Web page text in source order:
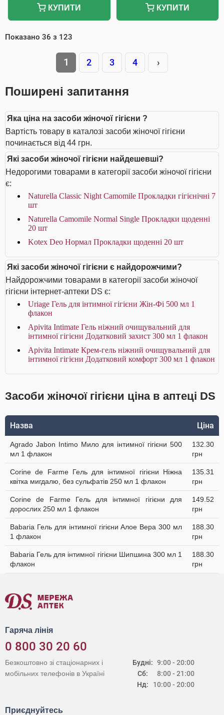
КУПИТИ КУПИТИ
Показано 36 з 123
1 2 3 4 ›
Поширені запитання
Яка ціна на засоби жіночої гігієни ?
Вартість товару в каталозі засоби жіночої гігієни
починається від 44 грн.
Які засоби жіночої гігієни найдешевші?
Недорогими товарами в категорії засоби жіночої гігієни
є:
Naturella Classic Night Camomile Прокладки гігієнічні 7
шт
Naturella Camomile Normal Single Прокладки щоденнi
20 шт
Kotex Deo Нормал Прокладки щоденні 20 шт
Які засоби жіночої гігієни є найдорожчими?
Найдорожчими товарами в категорії засоби жіночої
гігієни інтернет-аптеки DS є:
Uriage Гель для інтимної гігієни Жін-Фі 500 мл 1
флакон
Apivita Intimate Гель ніжний очищувальний для
інтимної гігієни Додатковий захист 300 мл 1 флакон
Apivita Intimate Крем-гель ніжний очищувальний для
інтимної гігієни Додатковий комфорт 300 мл 1 флакон
Засоби жіночої гігієни ціна в аптеці DS
Назва Ціна
Agrado Jabon Intimo Мило для інтимної гігієни 500
мл 1 флакон
132.30
грн
Corine de Farme Гель для інтимної гігієни Ніжна
квітка мигдалю, без сульфатів 250 мл 1 флакон
135.31
грн
Corine de Farme Гель для інтимної гігієни для
дорослих 250 мл 1 флакон
149.52
грн
Babaria Гель для інтимної гігієни Алое Вера 300 мл
1 флакон
188.30
грн
Babaria Гель для інтимної гігієни Шипшина 300 мл 1
флакон
188.30
грн
Гаряча лінія
0 800 30 20 60
Будні:
Сб:
Нд:
9:00 - 20:00
8:00 - 21:00
10:00 - 20:00
Безкоштовно зі стаціонарних і
мобільних телефонів в Україні
Приєднуйтесь